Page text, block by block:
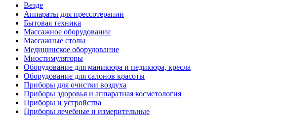
Везде
Аппараты для прессотерапии
Бытовая техника
Массажное оборудование
Массажные столы
Медицинское оборудование
Миостимуляторы
Оборудование для маникюра и педикюра, кресла
Оборудование для салонов красоты
Приборы для очистки воздуха
Приборы здоровья и аппаратная косметология
Приборы и устройства
Приборы лечебные и измерительные